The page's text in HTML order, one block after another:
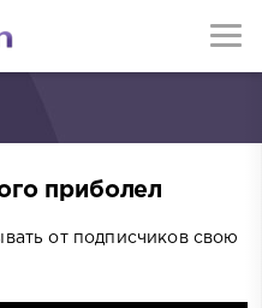
приболел
от подписчиков свою